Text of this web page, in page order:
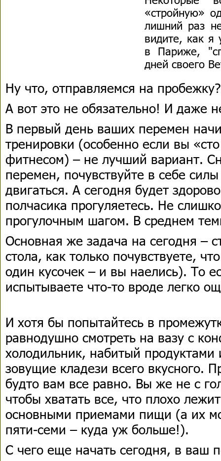
«стройную»
лишний раз
видите, как я
в Париже,
дней своего
Ну что, отправляемся на пробежку?
А вот это не обязательно! И даже
В первый день ваших перемен
тренировки (особенно если вы
фитнесом) – не лучший вариант.
перемен, почувствуйте в себе
двигаться. А сегодня будет
полчасика прогуляетесь. Не
прогулочным шагом. В среднем
Основная же задача на сегодня –
стола, как только почувствуете,
один кусочек – и вы наелись). То
испытываете что-то вроде легко
И хотя бы попытайтесь в
равнодушно смотреть на вазу с
холодильник, набитый
зовущие кладези всего вкусного.
будто вам все равно. Вы же не с
чтобы хватать все, что плохо
основными приемами пищи (а их
пяти-семи – куда уж больше!).
С чего еще начать сегодня, в ваш